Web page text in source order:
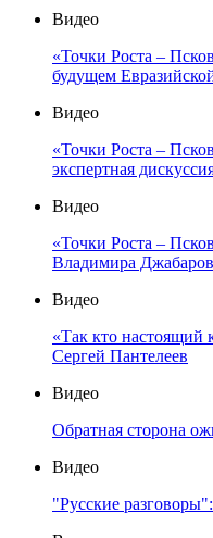
Видео
«Точки Роста –
будущем
Видео
«Точки Роста –
экспертная
Видео
«Точки Роста –
Владимира
Видео
«Так кто настоящий
Сергей Пантелеев
Видео
Обратная сторона
Видео
"Русские